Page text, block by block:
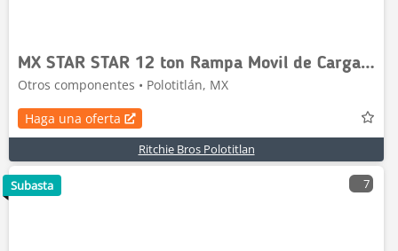
MX STAR STAR 12 ton Rampa Movil de Carga / Ramp (Unus
Otros componentes • Polotitlán, MX
Haga una oferta
Ritchie Bros Polotitlan
7
Subasta